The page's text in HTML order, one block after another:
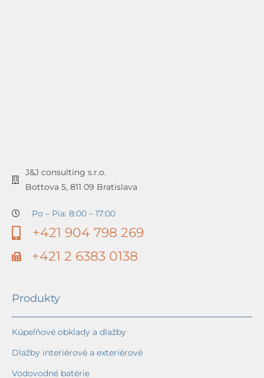
J&J consulting s.r.o.
Bottova 5, 811 09 Bratislava
Po – Pia: 8:00 – 17:00
+421 904 798 269
+421 2 6383 0138
Produkty
Kúpeľňové obklady a dlažby
Dlažby interiérové a exteriérové
Vodovodné batérie